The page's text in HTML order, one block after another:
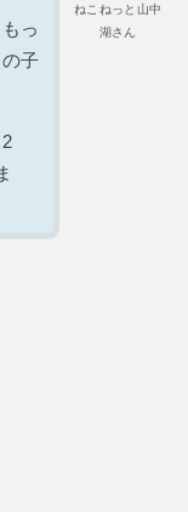
ねこねっと山中
湖さん
っ
子